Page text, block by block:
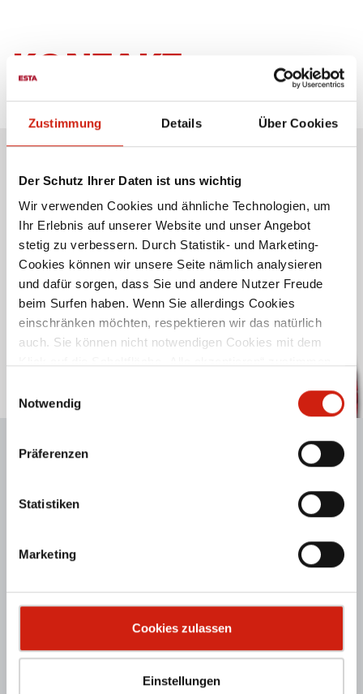
Zustimmung Details Über Cookies
Der Schutz Ihrer Daten ist uns wichtig
Wir verwenden Cookies und ähnliche Technologien, um
Ihr Erlebnis auf unserer Website und unser Angebot
stetig zu verbessern. Durch Statistik- und Marketing-
Cookies können wir unsere Seite nämlich analysieren
und dafür sorgen, dass Sie und andere Nutzer Freude
beim Surfen haben. Wenn Sie allerdings Cookies
einschränken möchten, respektieren wir das natürlich
auch. Sie können nicht notwendigen Cookies mit dem
alle Cookies auswählen.
Notwendig
Präferenzen
Statistiken
Marketing
Cookies zulassen
Einstellungen
KONTAKT
Unsere Absauganlagen können wir auf Ihre Bedürfnisse
Fragen Sie uns an!
07307 804-0
ANFRAGE@ESTA.COM
BERATER FINDEN
SIE HABEN FRAGEN ZU UNSEREN PRODUKTEN ODER
DIENSTLEISTUNGEN? WIR HELFEN GERNE!
Vorname
Postleitzahl für Ihren persönlichen Berater